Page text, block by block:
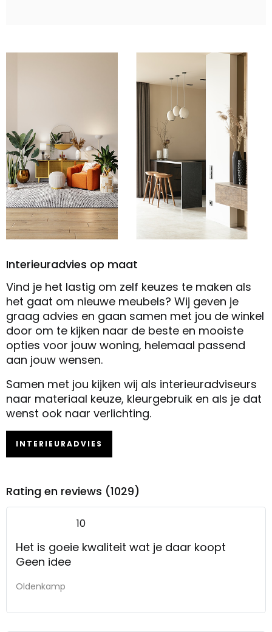
Interieuradvies op maat
Vind je het lastig om zelf keuzes te maken als
het gaat om nieuwe meubels? Wij geven je
graag advies en gaan samen met jou de winkel
door om te kijken naar de beste en mooiste
opties voor jouw woning, helemaal passend
aan jouw wensen.
Samen met jou kijken wij als interieuradviseurs
naar materiaal keuze, kleurgebruik en als je dat
wenst ook naar verlichting.
INTERIEURADVIES
Rating en reviews (1029)
10
Het is goeie kwaliteit wat je daar koopt
Geen idee
Oldenkamp